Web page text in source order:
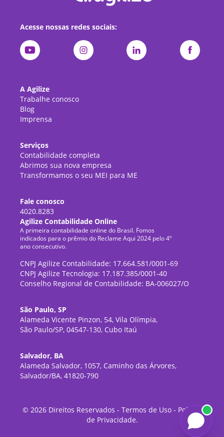
Acesse nossas redes sociais:
A Agilize
Trabalhe conosco
Blog
Imprensa
Serviços
Contabilidade completa
Abrimos sua nova empresa
Transformamos o seu MEI para ME
Fale conosco
4020.8283
Agilize Contabilidade Online
A primeira contabilidade online do Brasil. Fomos
indicados para o prêmio do Reclame Aqui 2024 pelo 4º
ano consecutivo.
CNPJ Agilize Contabilidade: 17.664.581/0001-69
CNPJ Agilize Tecnologia: 17.187.385/0001-40
Conselho Regional de Contabilidade: BA-006027/O
São Paulo, SP
Alameda Vicente Pinzon, 54, Vila Olímpia,
São Paulo/SP, 04547-130, Cubo Itaú
Salvador, BA
Alameda Salvador, 1057, Caminho das Árvores,
Salvador/BA, 41820-790
© 2026Direitos Reservados - Termos de Uso- Política
de Privacidade.